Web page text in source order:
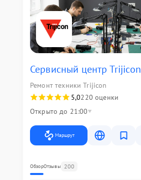
Сервисный центр Trijicon
Ремонт техники Trijicon
5,0220 оценки
Открыто до 21:00
Маршрут
ОбзорОтзывы 200